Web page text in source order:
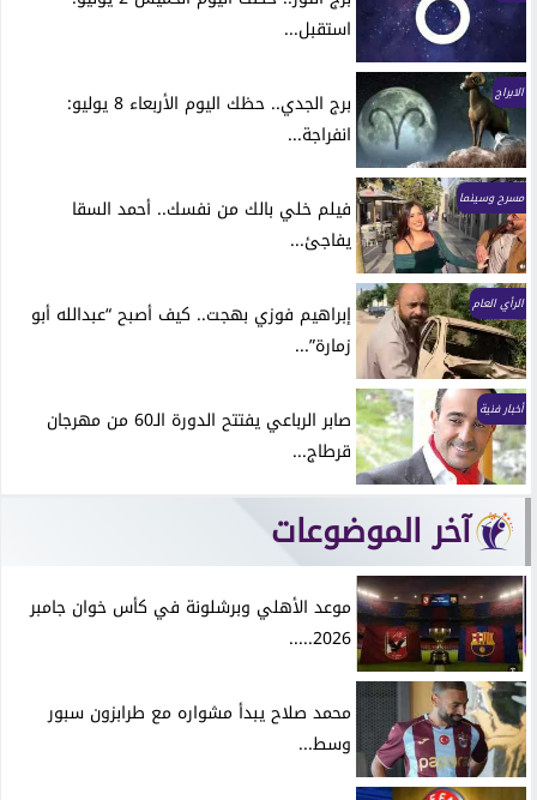
استقبل...
الابراج
برج الجدي.. حظك اليوم الأربعاء 8 يوليو:
انفراجة...
مسرح وسينما
فيلم خلي بالك من نفسك.. أحمد السقا
يفاجئ...
الرأي العام
إبراهيم فوزي بهجت.. كيف أصبح “عبدالله أبو
زمارة”...
أخبار فنية
صابر الرباعي يفتتح الدورة الـ60 من مهرجان
قرطاج...
آخر الموضوعات
موعد الأهلي وبرشلونة في كأس خوان جامبر
2026.....
محمد صلاح يبدأ مشواره مع طرابزون سبور
وسط...